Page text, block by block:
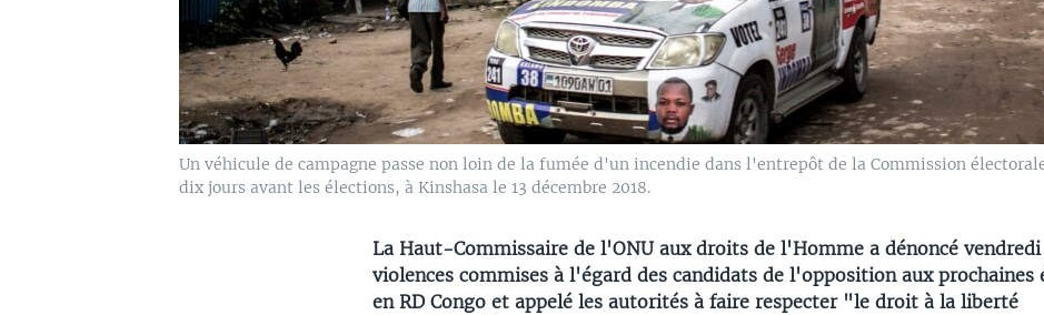
Un véhicule de campagne passe non loin de la fumée d'un incendie dans l'entrepôt de la Commission
dix jours avant les élections, à Kinshasa le 13 décembre 2018.
La Haut-Commissaire de l'ONU aux droits de l'Homme a dénoncé vendredi
violences commises à l'égard des candidats de l'opposition aux prochaines
en RD Congo et appelé les autorités à faire respecter "le droit à la liberté